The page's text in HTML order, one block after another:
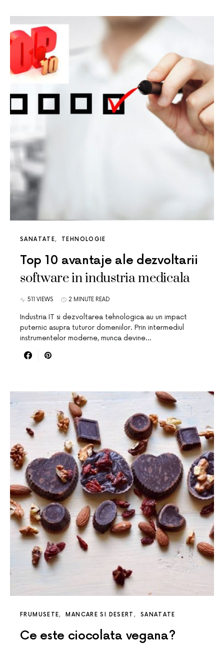
SANATATE TEHNOLOGIE
Top 10 avantaje ale dezvoltarii
software in industria medicala
511 VIEWS 2 MINUTE READ
Industria IT si dezvoltarea tehnologica au un impact
puternic asupra tuturor domeniilor. Prin intermediul
instrumentelor moderne, munca devine…
FRUMUSETE MANCARE SI DESERT SANATATE
Ce este ciocolata vegana?